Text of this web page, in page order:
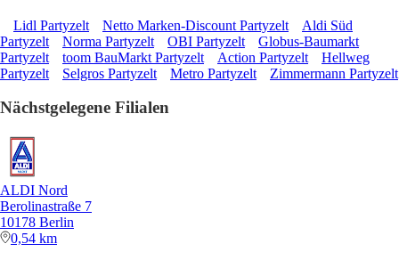
Lidl Partyzelt Netto Marken-Discount Partyzelt
Aldi Süd
Partyzelt
Norma Partyzelt OBI Partyzelt
Globus-Baumarkt
Partyzelt
toom BauMarkt Partyzelt Action Partyzelt
Hellweg
Partyzelt
Selgros Partyzelt Metro Partyzelt Zimmermann Partyzelt
Nächstgelegene Filialen
ALDI Nord
Berolinastraße 7
10178 Berlin
0,54 km